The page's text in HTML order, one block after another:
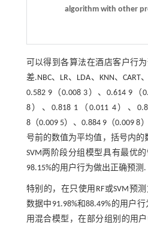
algorithm with other
可以得到各算法在酒店客户行
差.NBC、LR、LDA、KNN、CART
0.582 9（0.008 3）、0.614 9（
8）、0.818 1（0.011 4）、
8（0.009 5）、0.884 9（0.009 8
号前的数值为平均值，括号内的
SVM两阶段分组模型具有最优
98.15%的用户行为做出正确预测.
特别的，在只使用RF或SVM预
数据中91.98%和88.49%的用户
用混合模型，在部分组别的用